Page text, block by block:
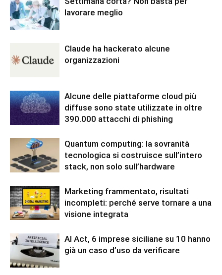
lavorare meglio
Claude ha hackerato alcune
organizzazioni
Alcune delle piattaforme cloud più
diffuse sono state utilizzate in oltre
390.000 attacchi di phishing
Quantum computing: la sovranità
tecnologica si costruisce sull’intero
stack, non solo sull’hardware
Marketing frammentato, risultati
incompleti: perché serve tornare a una
visione integrata
AI Act, 6 imprese siciliane su 10 hanno
già un caso d’uso da verificare